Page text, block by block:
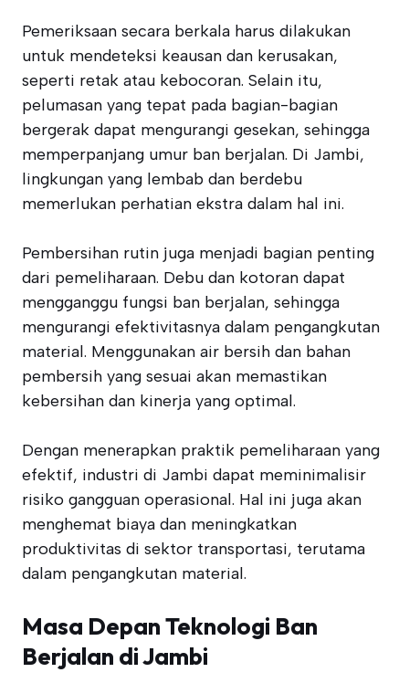
Pemeriksaan secara berkala harus dilakukan
untuk mendeteksi keausan dan kerusakan,
seperti retak atau kebocoran. Selain itu,
pelumasan yang tepat pada bagian-bagian
bergerak dapat mengurangi gesekan, sehingga
memperpanjang umur ban berjalan. Di Jambi,
lingkungan yang lembab dan berdebu
memerlukan perhatian ekstra dalam hal ini.
Pembersihan rutin juga menjadi bagian penting
dari pemeliharaan. Debu dan kotoran dapat
mengganggu fungsi ban berjalan, sehingga
mengurangi efektivitasnya dalam pengangkutan
material. Menggunakan air bersih dan bahan
pembersih yang sesuai akan memastikan
kebersihan dan kinerja yang optimal.
Dengan menerapkan praktik pemeliharaan yang
efektif, industri di Jambi dapat meminimalisir
risiko gangguan operasional. Hal ini juga akan
menghemat biaya dan meningkatkan
produktivitas di sektor transportasi, terutama
dalam pengangkutan material.
Masa Depan Teknologi Ban
Berjalan di Jambi